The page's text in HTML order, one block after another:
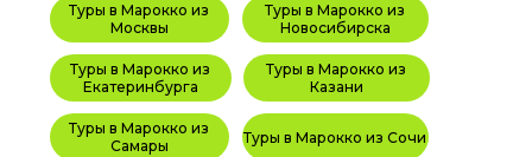
Туры в Марокко из
Новосибирска
Туры в Марокко из
Москвы
Туры в Марокко из
Казани
Туры в Марокко из Сочи
Туры в Марокко из
Самары
Туры в Марокко из
Екатеринбурга